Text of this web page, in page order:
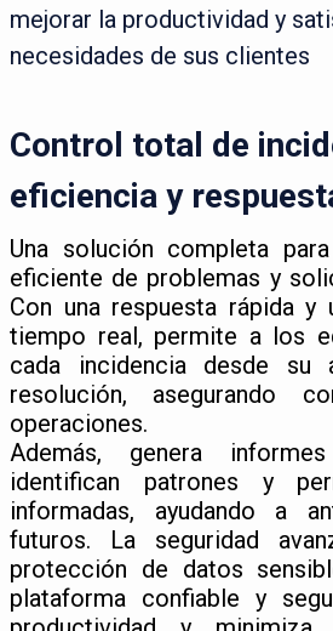
mejorar la productividad y
necesidades de sus clientes
Control total de
eficiencia y
Una solución completa
eficiente de problemas y
Con una respuesta rápida y
tiempo real, permite a los
cada incidencia desde su
resolución, asegurando
operaciones.
Además, genera
identifican patrones y
informadas, ayudando a
futuros. La seguridad
protección de datos
plataforma confiable y